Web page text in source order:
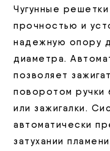
Чугунные
прочностью и
надежную опору
диаметра.
позволяет
поворотом ручки
или зажигалки.
автоматически
затухании